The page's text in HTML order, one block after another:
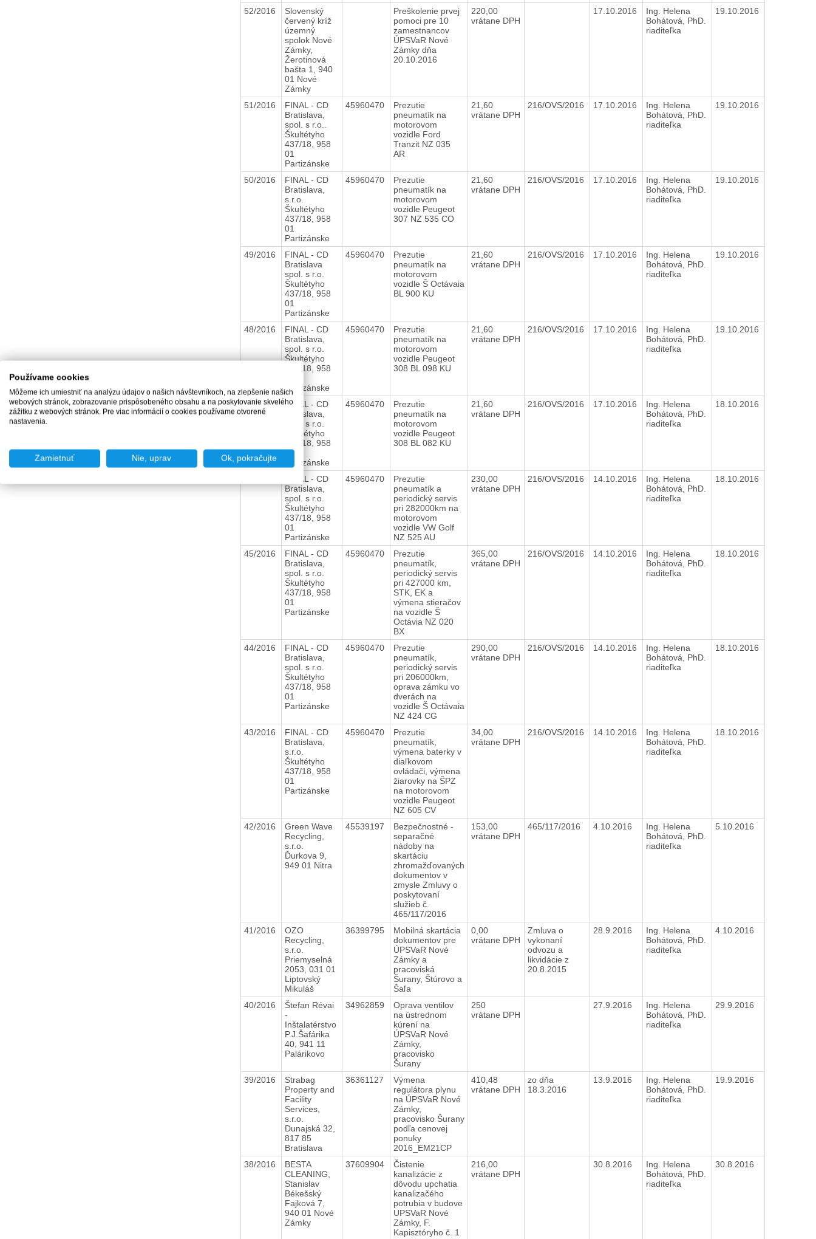
52/2016
Slovenský
červený kríž
územný
spolok Nové
Zámky,
Žerotinová
bašta 1, 940
01 Nové
Zámky
Preškolenie prvej
pomoci pre 10
zamestnancov
ÚPSVaR Nové
Zámky dňa
20.10.2016
220,00
vrátane DPH
17.10.2016
Ing. Helena
Bohátová, PhD.
riaditeľka
19.10.2016
51/2016
FINAL - CD
Bratislava,
spol. s r.o..
Škultétyho
437/18, 958
01
Partizánske
45960470
Prezutie
pneumatík na
motorovom
vozidle Ford
Tranzit NZ 035
AR
21,60
vrátane DPH
216/OVS/2016 17.10.2016
Ing. Helena
Bohátová, PhD.
riaditeľka
19.10.2016
50/2016
FINAL - CD
Bratislava,
s.r.o.
Škultétyho
437/18, 958
01
Partizánske
45960470
Prezutie
pneumatík na
motorovom
vozidle Peugeot
307 NZ 535 CO
21,60
vrátane DPH
216/OVS/2016 17.10.2016
Ing. Helena
Bohátová, PhD.
riaditeľka
19.10.2016
49/2016
FINAL - CD
Bratislava
spol. s r.o.
Škultétyho
437/18, 958
01
Partizánske
45960470
Prezutie
pneumatík na
motorovom
vozidle Š Octávaia
BL 900 KU
21,60
vrátane DPH
216/OVS/2016 17.10.2016
Ing. Helena
Bohátová, PhD.
riaditeľka
19.10.2016
48/2016
FINAL - CD
Bratislava,
spol. s r.o.
Škultétyho
437/18, 958
Partizánske
45960470
Prezutie
pneumatík na
motorovom
vozidle Peugeot
308 BL 098 KU
21,60
vrátane DPH
216/OVS/2016 17.10.2016
Ing. Helena
Bohátová, PhD.
riaditeľka
19.10.2016
47/2016
FINAL - CD
Bratislava,
spol. s r.o.
Škultétyho
437/18, 958
01
Partizánske
45960470
Prezutie
pneumatík na
motorovom
vozidle Peugeot
308 BL 082 KU
21,60
vrátane DPH
216/OVS/2016 17.10.2016
Ing. Helena
Bohátová, PhD.
riaditeľka
18.10.2016
FINAL - CD
Bratislava,
spol. s r.o.
Škultétyho
437/18, 958
01
Partizánske
45960470
Prezutie
pneumatík a
periodický servis
pri 282000km na
motorovom
vozidle VW Golf
NZ 525 AU
230,00
vrátane DPH
216/OVS/2016 14.10.2016
Ing. Helena
Bohátová, PhD.
riaditeľka
18.10.2016
45/2016
FINAL - CD
Bratislava,
spol. s r.o.
Škultétyho
437/18, 958
01
Partizánske
45960470
Prezutie
pneumatík,
periodický servis
pri 427000 km,
STK, EK a
výmena stieračov
na vozidle Š
Octávia NZ 020
BX
365,00
vrátane DPH
216/OVS/2016 14.10.2016
Ing. Helena
Bohátová, PhD.
riaditeľka
18.10.2016
44/2016
FINAL - CD
Bratislava,
spol. s r.o.
Škultétyho
437/18, 958
01
Partizánske
45960470
Prezutie
pneumatík,
periodický servis
pri 206000km,
oprava zámku vo
dverách na
vozidle Š Octávaia
NZ 424 CG
290,00
vrátane DPH
216/OVS/2016 14.10.2016
Ing. Helena
Bohátová, PhD.
riaditeľka
18.10.2016
43/2016
FINAL - CD
Bratislava,
s.r.o.
Škultétyho
437/18, 958
01
Partizánske
45960470
Prezutie
pneumatík,
výmena baterky v
diaľkovom
ovládači, výmena
žiarovky na ŠPZ
na motorovom
vozidle Peugeot
NZ 605 CV
34,00
vrátane DPH
216/OVS/2016 14.10.2016
Ing. Helena
Bohátová, PhD.
riaditeľka
18.10.2016
42/2016
Green Wave
Recycling,
s.r.o.
Ďurkova 9,
949 01 Nitra
45539197
Bezpečnostné -
separačné
nádoby na
skartáciu
zhromažďovaných
dokumentov v
zmysle Zmluvy o
poskytovaní
služieb č.
465/117/2016
153,00
vrátane DPH
465/117/2016 4.10.2016
Ing. Helena
Bohátová, PhD.
riaditeľka
5.10.2016
41/2016
OZO
Recycling,
s.r.o.
Priemyselná
2053, 031 01
Liptovský
Mikuláš
36399795
Mobilná skartácia
dokumentov pre
ÚPSVaR Nové
Zámky a
pracoviská
Šurany, Štúrovo a
Šaľa
0,00
vrátane DPH
Zmluva o
vykonaní
odvozu a
likvidácie z
20.8.2015
28.9.2016
Ing. Helena
Bohátová, PhD.
riaditeľka
4.10.2016
40/2016
Štefan Révai
-
Inštalatérstvo
P.J.Šafárika
40, 941 11
Palárikovo
34962859
Oprava ventilov
na ústrednom
kúrení na
ÚPSVaR Nové
Zámky,
pracovisko
Šurany
250
vrátane DPH
27.9.2016
Ing. Helena
Bohátová, PhD.
riaditeľka
29.9.2016
39/2016
Strabag
Property and
Facility
Services,
s.r.o.
Dunajská 32,
817 85
Bratislava
36361127
Výmena
regulátora plynu
na ÚPSVaR Nové
Zámky,
pracovisko Šurany
podľa cenovej
ponuky
2016_EM21CP
410,48
vrátane DPH
zo dňa
18.3.2016
13.9.2016
Ing. Helena
Bohátová, PhD.
riaditeľka
19.9.2016
38/2016
BESTA
CLEANING,
Stanislav
Békešský
Fajková 7,
940 01 Nové
Zámky
37609904
Čistenie
kanalizácie z
dôvodu upchatia
kanalizačého
potrubia v budove
UPSVaR Nové
Zámky, F.
Kapisztóryho č. 1
216,00
vrátane DPH
30.8.2016
Ing. Helena
Bohátová, PhD.
riaditeľka
30.8.2016
Používame cookies
Môžeme ich umiestniť na analýzu údajov o našich návštevníkoch, na zlepšenie našich
webových stránok, zobrazovanie prispôsobeného obsahu a na poskytovanie skvelého
zážitku z webových stránok. Pre viac informácií o cookies používame otvorené
nastavenia.
Zamietnuť Nie, uprav Ok, pokračujte